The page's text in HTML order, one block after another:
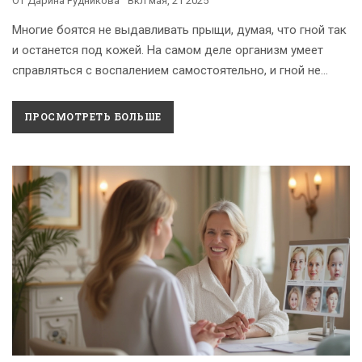
Многие боятся не выдавливать прыщи, думая, что гной так
и останется под кожей. На самом деле организм умеет
справляться с воспалением самостоятельно, и гной не
происходит с гноем, если не трогать прыщ, и стоит ли его
выдавливать. Расскажем, как тело само решает проблему,
честному — для тех, кто устал гадать и боится рубцов.
ПРОСМОТРЕТЬ БОЛЬШЕ